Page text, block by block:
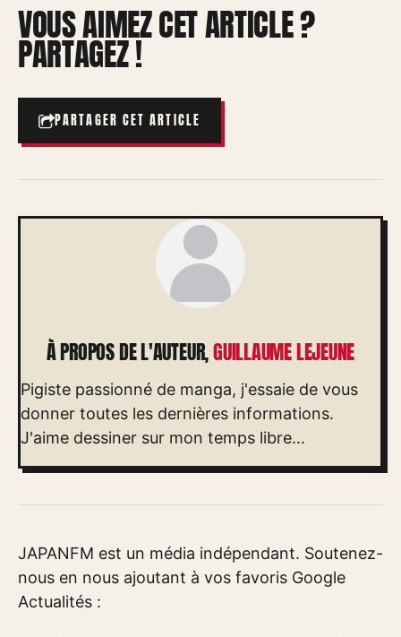
VOUS AIMEZ CET ARTICLE ?
PARTAGEZ !
PARTAGER CET ARTICLE
À PROPOS DE L'AUTEUR,GUILLAUME LEJEUNE
Pigiste passionné de manga, j'essaie de vous
donner toutes les dernières informations.
J'aime dessiner sur mon temps libre...
JAPANFM est un média indépendant. Soutenez-
nous en nous ajoutant à vos favoris Google
Actualités :